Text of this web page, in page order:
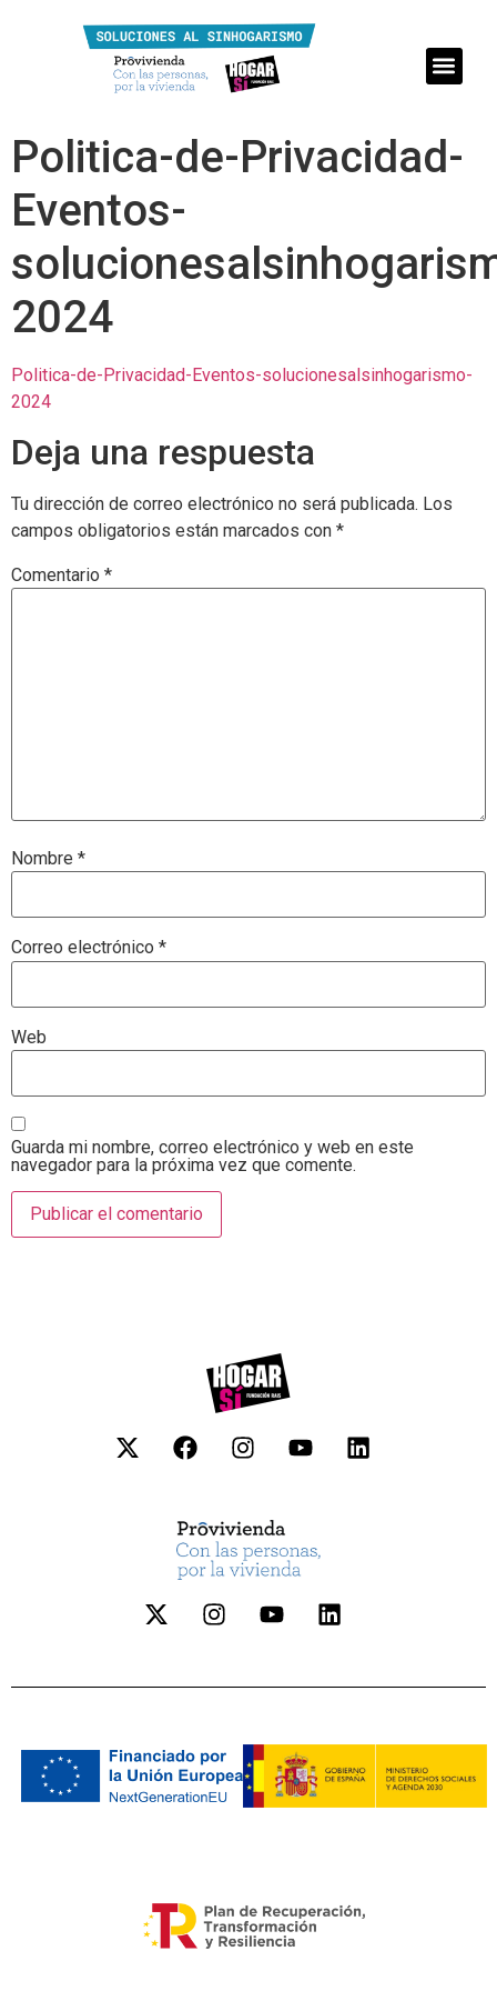
Politica-de-Privacidad-
Eventos-
2024
Politica-de-Privacidad-Eventos-solucionesalsinhogarismo-
2024
Deja una respuesta
Tu dirección de correo electrónico no será publicada. Los
campos obligatorios están marcados con *
Comentario *
Nombre *
Correo electrónico *
Web
Guarda mi nombre, correo electrónico y web en este
navegador para la próxima vez que comente.